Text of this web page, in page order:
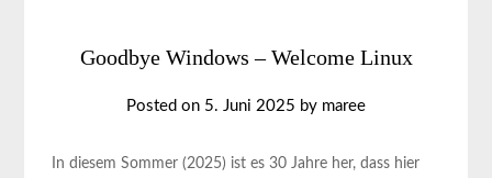
Goodbye Windows – Welcome Linux
Posted on 5. Juni 2025 by maree
In diesem Sommer (2025) ist es 30 Jahre her, dass hier